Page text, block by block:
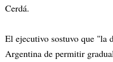
Cerdá.
El ejecutivo sostuvo que "la
Argentina de permitir